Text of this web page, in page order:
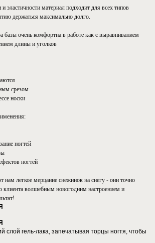
и эластичности материал подходит для всех типов
держаться максимально долго.
базы очень комфортна в работе как с выравниванием
длины и уголков
срезом
носки
ногтей
ногтей
нам легкое мерцание снежинок на снегу - они точно
клиента волшебным новогодним настроением и
слой гель-лака, запечатывая торцы ногтя, чтобы